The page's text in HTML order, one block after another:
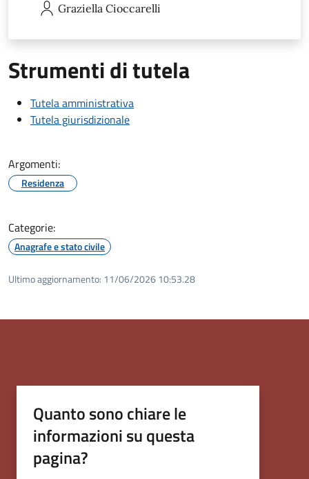
Graziella Cioccarelli
Strumenti di tutela
Tutela amministrativa
Tutela giurisdizionale
Argomenti:
Residenza
Categorie:
Anagrafe e stato civile
Ultimo aggiornamento: 11/06/2026 10:53.28
Quanto sono chiare le
informazioni su questa
pagina?